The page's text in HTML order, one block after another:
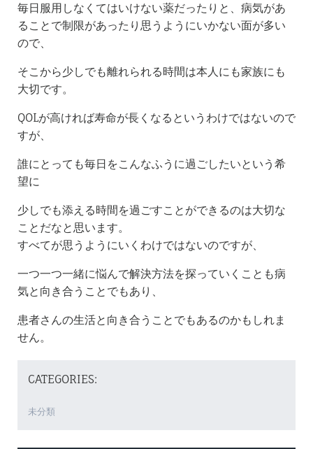
毎日服用しなくてはいけない薬だったりと、病気があ
ることで制限があったり思うようにいかない面が多い
ので、
そこから少しでも離れられる時間は本人にも家族にも
大切です。
QOLが高ければ寿命が長くなるというわけではないので
すが、
誰にとっても毎日をこんなふうに過ごしたいという希
望に
少しでも添える時間を過ごすことができるのは大切な
ことだなと思います。
すべてが思うようにいくわけではないのですが、
一つ一つ一緒に悩んで解決方法を探っていくことも病
気と向き合うことでもあり、
患者さんの生活と向き合うことでもあるのかもしれま
せん。
CATEGORIES:
未分類